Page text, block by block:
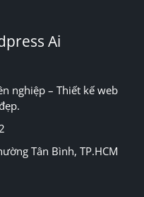
Ai
nghiệp – Thiết kế web
Tân Bình, TP.HCM